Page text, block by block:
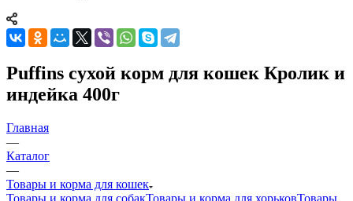
Puffins сухой корм для кошек Кролик и
индейка 400г
Главная
—
Каталог
—
Товары и корма для кошек
Товары и корма для собакТовары и корма для хорьковТовары